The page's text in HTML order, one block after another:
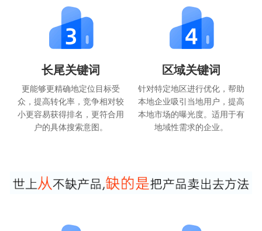
长尾关键词
更能够更精确地定位目标受
众，提高转化率，竞争相对较
小更容易获得排名，更符合用
户的具体搜索意图。
区域关键词
针对特定地区进行优化，帮助
本地企业吸引当地用户，提高
本地市场的曝光度。适用于有
地域性需求的企业。